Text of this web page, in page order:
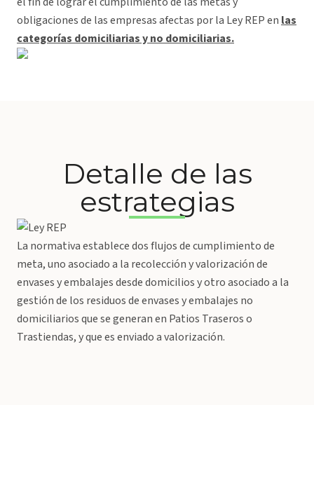
obligaciones de las empresas afectas por la Ley REP en las
categorías domiciliarias y no domiciliarias.
Detalle de las
estrategias
La normativa establece dos flujos de cumplimiento de
meta, uno asociado a la recolección y valorización de
envases y embalajes desde domicilios y otro asociado a la
gestión de los residuos de envases y embalajes no
domiciliarios que se generan en Patios Traseros o
Trastiendas, y que es enviado a valorización.